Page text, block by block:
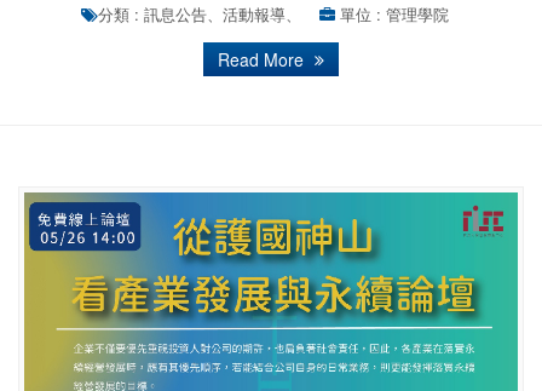
分類 : 訊息公告、活動報導、
單位 : 管理學院
Read More